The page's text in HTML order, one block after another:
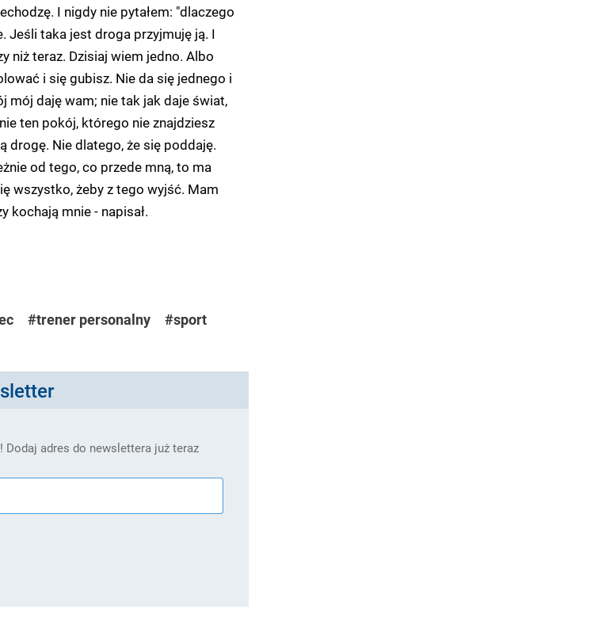
I nigdy nie pytałem: "dlaczego
Jeśli taka jest droga przyjmuję ją. I
niż teraz. Dzisiaj wiem jedno. Albo
i się gubisz. Nie da się jednego i
mój daję wam; nie tak jak daje świat,
ten pokój, którego nie znajdziesz
drogę. Nie dlatego, że się poddaję.
od tego, co przede mną, to ma
wszystko, żeby z tego wyjść. Mam
kochają mnie - napisał.
#trener personalny
#sport
Dodaj adres do newslettera już teraz